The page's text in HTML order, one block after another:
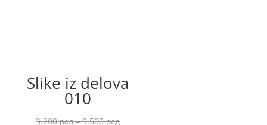
Slike iz delova
010
3.200рсд – 9.500рсдPrice